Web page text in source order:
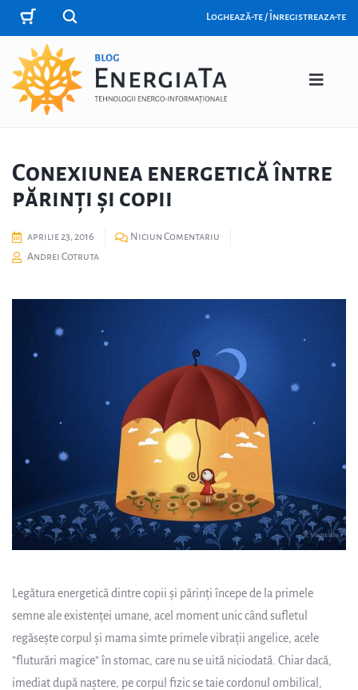
Loghează-te / Înregistreaza-te
Conexiunea energetică între
părinți și copii
aprilie 23, 2016
Niciun Comentariu
Andrei Cotruta
Legătura energetică dintre copii și părinți începe de la primele
semne ale existenței umane, acel moment unic când sufletul
regăsește corpul și mama simte primele vibrații angelice, acele
”fluturări magice” în stomac, care nu se uită niciodată. Chiar dacă,
imediat după naștere, pe corpul fizic se taie cordonul ombilical,